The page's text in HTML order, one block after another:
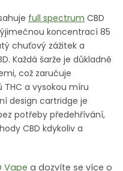
full spectrum CBD
koncentrací 85
chuťový zážitek a
Každá šarže je důkladně
což zaručuje
a vysokou míru
design cartridge je
potřeby předehřívání,
CBD kdykoliv a
Vape a dozvíte se více o